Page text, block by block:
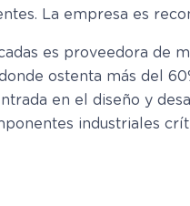
La empresa es
es proveedora de
ostenta más del
en el diseño y
industriales